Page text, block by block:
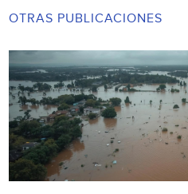
OTRAS PUBLICACIONES